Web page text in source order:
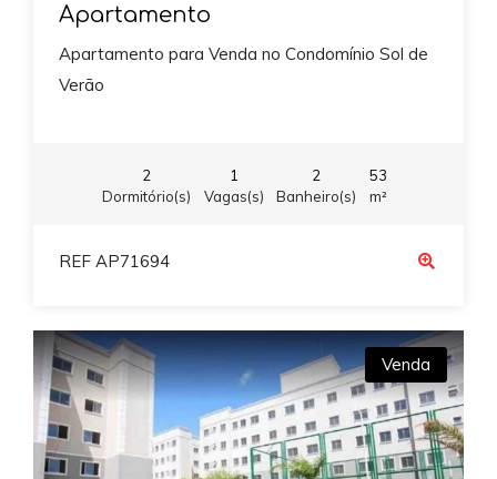
Apartamento
Apartamento para Venda no Condomínio Sol de
Verão
2
Dormitório(s)
1
Vagas(s)
2
Banheiro(s)
53
m²
REF AP71694
Venda